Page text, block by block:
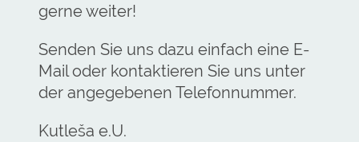
gerne weiter!
Senden Sie uns dazu einfach eine E-
Mail oder kontaktieren Sie uns unter
der angegebenen Telefonnummer.
Kutleša e.U.